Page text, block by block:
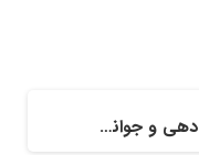
جدیدترین روش‌های فرم دهی و جوانسازی صورت؛ معرفی انواع روش و عمل جراحی